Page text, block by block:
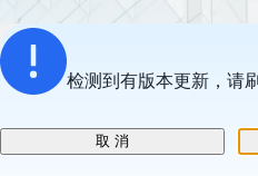
检测到有版本更新，请
取 消